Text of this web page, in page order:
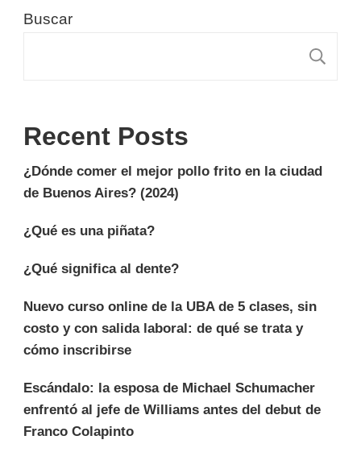
Buscar
Recent Posts
¿Dónde comer el mejor pollo frito en la ciudad
de Buenos Aires? (2024)
¿Qué es una piñata?
¿Qué significa al dente?
Nuevo curso online de la UBA de 5 clases, sin
costo y con salida laboral: de qué se trata y
cómo inscribirse
Escándalo: la esposa de Michael Schumacher
enfrentó al jefe de Williams antes del debut de
Franco Colapinto